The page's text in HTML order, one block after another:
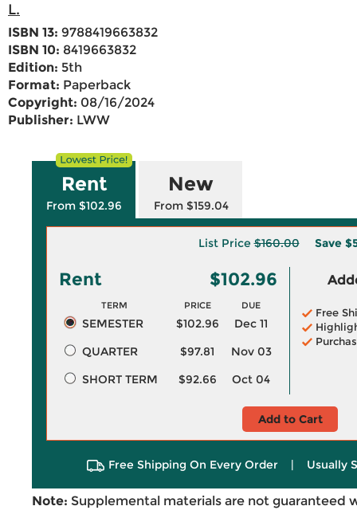
L.
ISBN 13: 9788419663832
ISBN 10: 8419663832
Edition: 5th
Format: Paperback
Copyright: 08/16/2024
Publisher: LWW
Rent
From $102.96
New
From $159.04
List Price$160.00 Save
Rent $102.96
TERM PRICE DUE
SEMESTER $102.96
Dec 11
QUARTER
$97.81
Nov 03
SHORT TERM
$92.66 Oct 04
Free
Add to Cart
Free Shipping On Every Order | Usually
Note: Supplemental materials are not guaranteed